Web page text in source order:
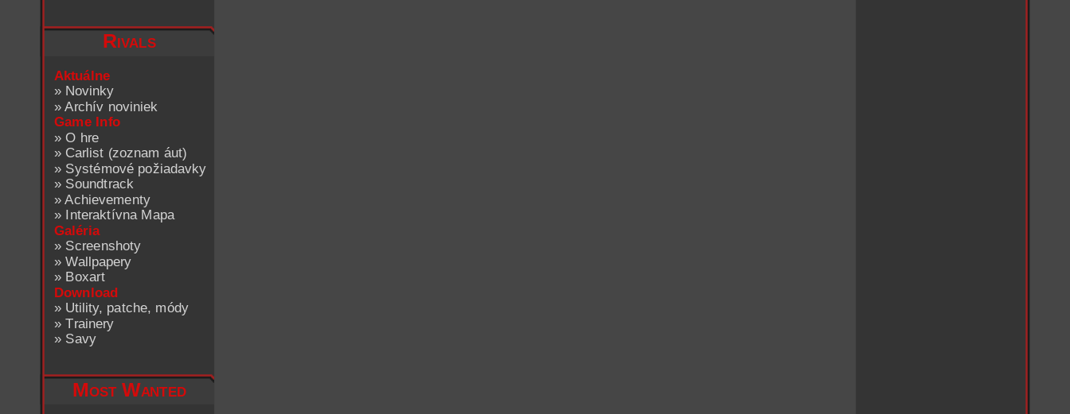
Rivals
Aktuálne
» Novinky
»Archív noviniek
Game Info
»O hre
» Carlist (zoznam áut)
» Systémové požiadavky
» Soundtrack
»Achievementy
» Interaktívna Mapa
Galéria
» Screenshoty
»Wallpapery
» Boxart
Download
» Utility, patche, módy
»Trainery
» Savy
Most Wanted